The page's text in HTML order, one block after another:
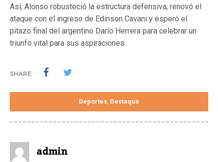
Así, Alonso robusteció la estructura defensiva, renovó el
ataque con el ingreso de Edinson Cavani y esperó el
pitazo final del argentino Darío Herrera para celebrar un
triunfo vital para sus aspiraciones.
SHARE
Deportes, Destaque
admin